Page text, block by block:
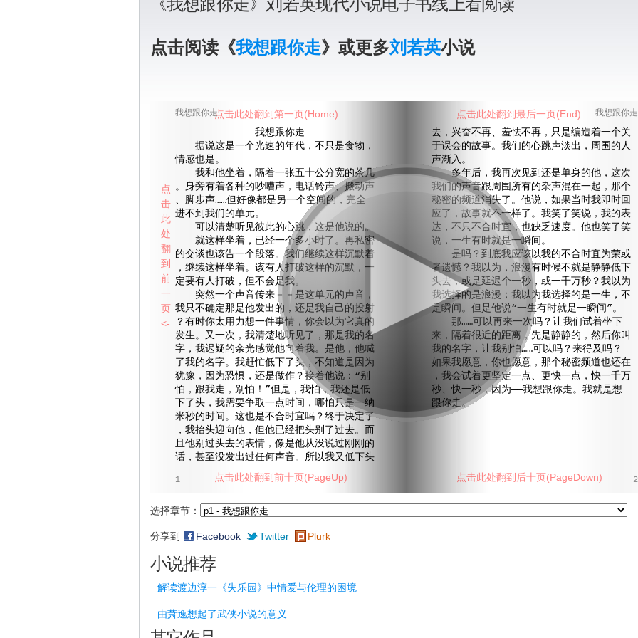
《我想跟你走》刘若英现代小说电子书线上看阅读
点击阅读《我想跟你走》或更多刘若英小说
我想跟你走 我想跟你走
我想跟你走
据说这是一个光速的年代，不只是食物，
情感也是。
我和他坐着，隔着一张五十公分宽的茶几
。身旁有着各种的吵嘈声，电话铃声、搬动声
、脚步声……但好像都是另一个空间的，完全
进不到我们的单元。
可以清楚听见彼此的心跳，这是他说的。
就这样坐着，已经一个多小时了。再私密
的交谈也该告一个段落。我们继续这样沉默着
，继续这样坐着。该有人打破这样的沉默，一
定要有人打破，但不会是我。
突然一个声音传来－－是这单元的声音，
我只不确定那是他发出的，还是我自己的投射
？有时你太用力想一件事情，你会以为它真的
发生。又一次，我清楚地听见了，那是我的名
字，我迟疑的余光感觉他向着我。是他，他喊
了我的名字。我赶忙低下了头，不知道是因为
犹豫，因为恐惧，还是做作？接着他说：“别
怕，跟我走，别怕！”但是，我怕，我还是低
下了头，我需要争取一点时间，哪怕只是一纳
米秒的时间。这也是不合时宜吗？终于决定了
，我抬头迎向他，但他已经把头别了过去。而
且他别过头去的表情，像是他从没说过刚刚的
话，甚至没发出过任何声音。所以我又低下头
去，兴奋不再、羞怯不再，只是编造着一个关
于误会的故事。我们的心跳声淡出，周围的人
声渐入。
多年后，我再次见到还是单身的他，这次
我们的声音跟周围所有的杂声混在一起，那个
秘密的频道消失了。他说，如果当时我即时回
应了，故事就不一样了。我笑了笑说，我的表
达，不只不合时宜，也缺乏速度。他也笑了笑
说，一生有时就是一瞬间。
是吗？到底我应该以我的不合时宜为荣或
者遗憾？我以为，浪漫有时候不就是静静低下
头去，或是延迟个一秒，或一千万秒？我以为
我选择的是浪漫；我以为我选择的是一生，不
是瞬间。但是他说“一生有时就是一瞬间”。
那……可以再来一次吗？让我们试着坐下
来，隔着很近的距离，先是静静的，然后你叫
我的名字，让我别怕……可以吗？来得及吗？
如果我愿意，你也愿意，那个秘密频道也还在
，我会试着更坚定一点、更快一点，快一千万
秒、快一秒，因为——我想跟你走。我就是想
跟你走。
1 2
选择章节：
分享到 Facebook Twitter Plurk
点击此处翻到第一页(Home) 点击此处翻到最后一页(End)
点击此处翻到前十页(PageUp) 点击此处翻到后十页(PageDown)
点
击
此
处
翻
到
前
一
页
<-
小说推荐
解读渡边淳一《失乐园》中情爱与伦理的困境
由萧逸想起了武侠小说的意义